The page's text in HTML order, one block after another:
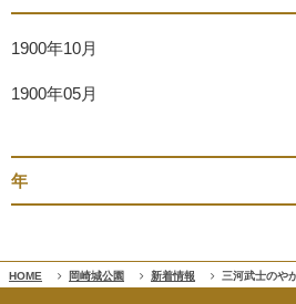
1900年10月
1900年05月
年
HOME 岡崎城公園 新着情報 三河武士のや